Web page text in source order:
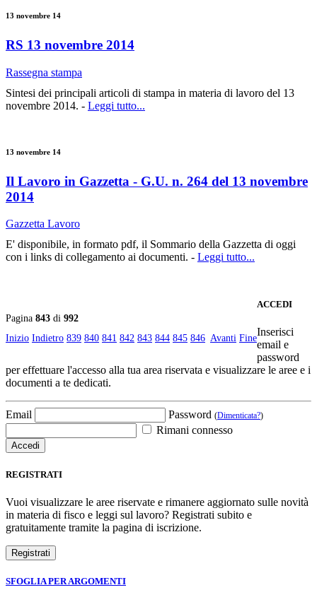
13 novembre 14
RS 13 novembre 2014
Rassegna stampa
Sintesi dei principali articoli di stampa in materia di lavoro del 13
novembre 2014. - Leggi tutto...
13 novembre 14
Il Lavoro in Gazzetta - G.U. n. 264 del 13 novembre
2014
Gazzetta Lavoro
E' disponibile, in formato pdf, il Sommario della Gazzetta di oggi
con i links di collegamento ai documenti. - Leggi tutto...
Pagina 843 di 992
Inizio Indietro 839 840 841 842 843 844 845 846 Avanti Fine
ACCEDI
Inserisci
email e
password
per effettuare l'accesso alla tua area riservata e visualizzare le aree e i
documenti a te dedicati.
Email Password (Dimenticata?)
Rimani connesso
REGISTRATI
Vuoi visualizzare le aree riservate e rimanere aggiornato sulle novità
in materia di fisco e leggi sul lavoro? Registrati subito e
gratuitamente tramite la pagina di iscrizione.
SFOGLIA PER ARGOMENTI